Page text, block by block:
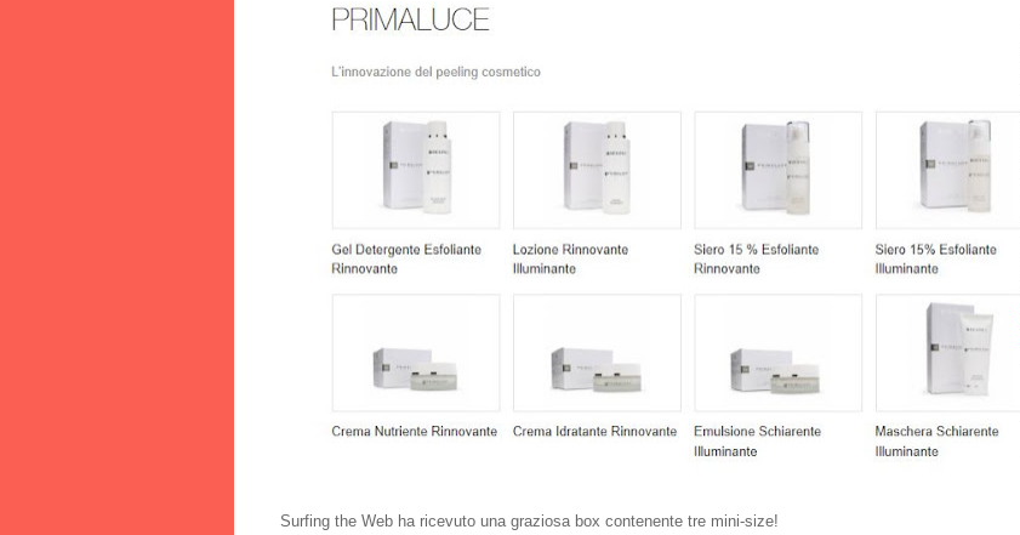
Surfing the Web ha ricevuto una graziosa box contenente tre mini-size!